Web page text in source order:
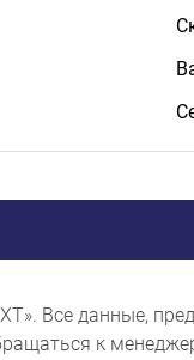
Все данные,
к